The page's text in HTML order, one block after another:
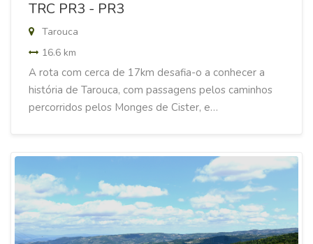
TRC PR3 - PR3
Tarouca
16.6 km
A rota com cerca de 17km desafia-o a conhecer a
história de Tarouca, com passagens pelos caminhos
percorridos pelos Monges de Cister, e…